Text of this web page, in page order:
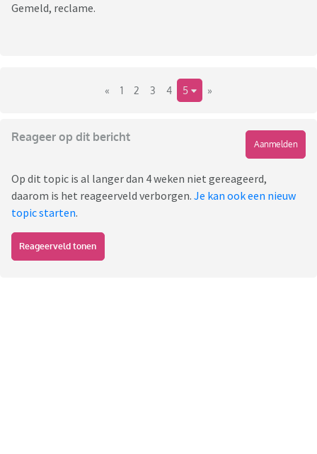
Gemeld, reclame.
« 1 2 3 4 5 »
Reageer op dit bericht
Aanmelden
Op dit topic is al langer dan 4 weken niet gereageerd,
daarom is het reageerveld verborgen. Je kan ook een nieuw
topic starten.
Reageerveld tonen